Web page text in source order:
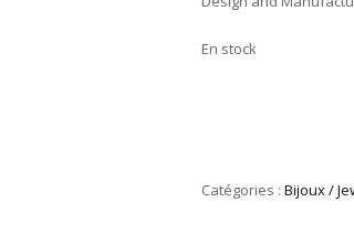
En stock
Catégories : Bijoux /